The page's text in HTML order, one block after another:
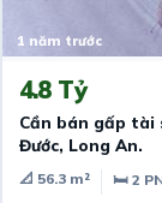
1 năm trước
4.8 Tỷ
Cần bán gấp tài
Đước, Long An.
📐 56.3 m² 🛏 2